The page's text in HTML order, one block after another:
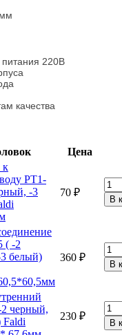
Цена
к
PT1-
-3
70 ₽
( -2
белый)
360 ₽
черный,
Faldi
230 ₽